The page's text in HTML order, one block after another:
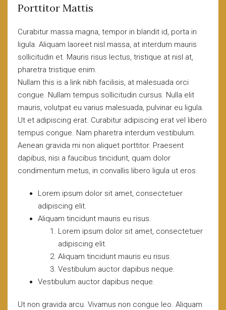
Porttitor Mattis
Curabitur massa magna, tempor in blandit id, porta in
ligula. Aliquam laoreet nisl massa, at interdum mauris
sollicitudin et. Mauris risus lectus, tristique at nisl at,
pharetra tristique enim.
Nullam this is a link nibh facilisis, at malesuada orci
congue. Nullam tempus sollicitudin cursus. Nulla elit
mauris, volutpat eu varius malesuada, pulvinar eu ligula.
Ut et adipiscing erat. Curabitur adipiscing erat vel libero
tempus congue. Nam pharetra interdum vestibulum.
Aenean gravida mi non aliquet porttitor. Praesent
dapibus, nisi a faucibus tincidunt, quam dolor
condimentum metus, in convallis libero ligula ut eros.
Lorem ipsum dolor sit amet, consectetuer
adipiscing elit.
Aliquam tincidunt mauris eu risus.
Lorem ipsum dolor sit amet, consectetuer
adipiscing elit.
Aliquam tincidunt mauris eu risus.
Vestibulum auctor dapibus neque.
Vestibulum auctor dapibus neque.
Ut non gravida arcu. Vivamus non congue leo. Aliquam